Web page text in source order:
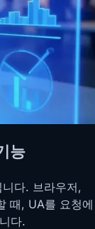
능
다. 브라우저,
때, UA를 요청에
다.